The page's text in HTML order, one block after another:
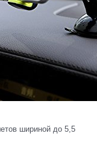
шириной до 5,5